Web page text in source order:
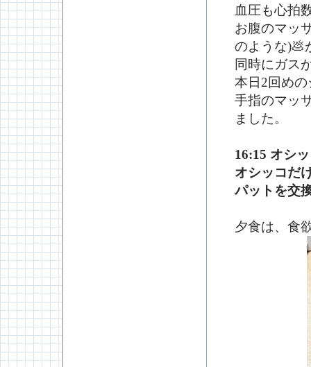
血圧も心拍
お腹のマッ
のような)💩
同時にガス
本日2回め
手指のマッ
ました。
16:15 オシ
オシッコだ
パットを交
夕食は、食